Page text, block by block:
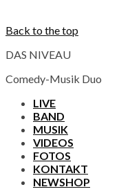
Back to the top
DAS NIVEAU
Comedy-Musik Duo
LIVE
BAND
MUSIK
VIDEOS
FOTOS
KONTAKT
SHOP